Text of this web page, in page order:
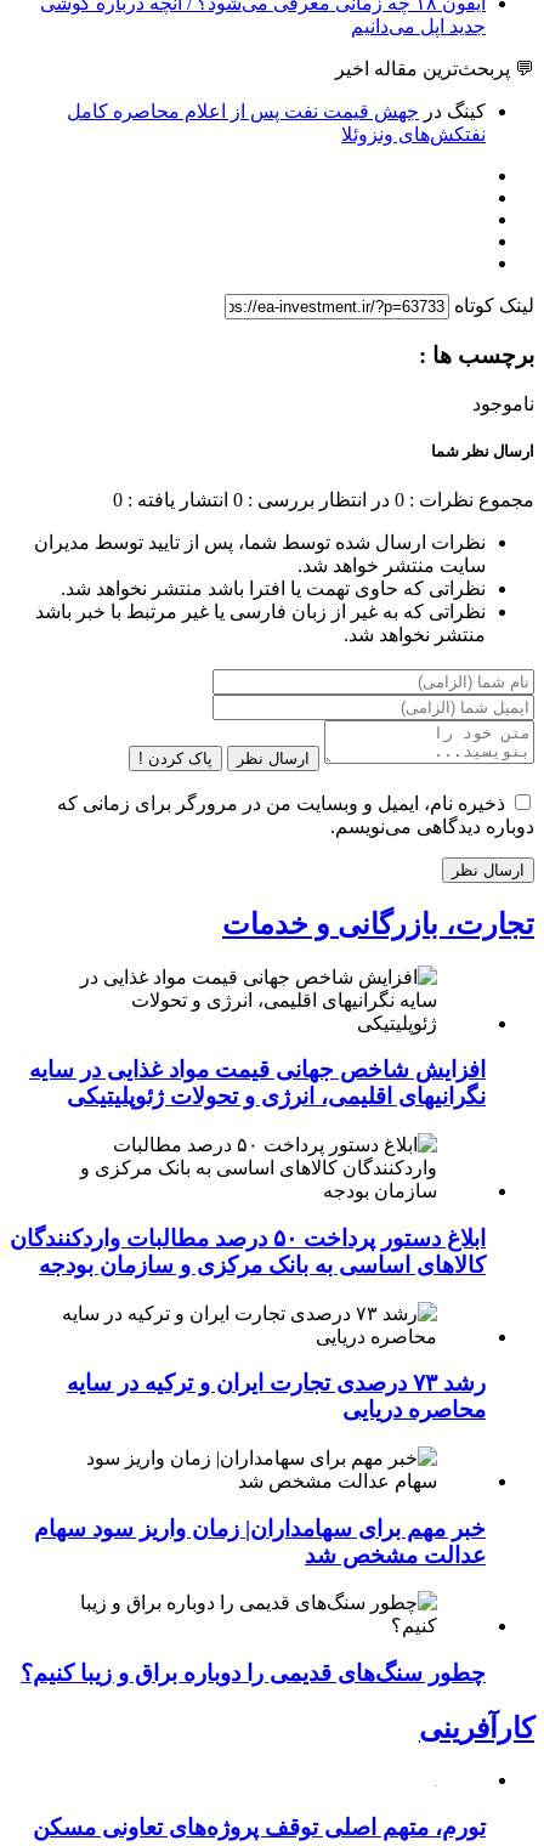
جدید اپل می‌دانیم
💬 پربحث‌ترین مقاله اخیر
کینگ در جهش قیمت نفت پس از اعلام محاصره کامل
نفتکش‌های ونزوئلا
لینک کوتاه
برچسب ها :
ناموجود
ارسال نظر شما
مجموع نظرات : 0 در انتظار بررسی : 0 انتشار یافته : 0
نظرات ارسال شده توسط شما، پس از تایید توسط مدیران
سایت منتشر خواهد شد.
نظراتی که حاوی تهمت یا افترا باشد منتشر نخواهد شد.
نظراتی که به غیر از زبان فارسی یا غیر مرتبط با خبر باشد
منتشر نخواهد شد.
ارسال نظر پاک کردن !
ذخیره نام، ایمیل و وبسایت من در مرورگر برای زمانی که
دوباره دیدگاهی می‌نویسم.
تجارت، بازرگانی و خدمات
افزایش شاخص جهانی قیمت مواد غذایی در سایه
نگرانیهای اقلیمی، انرژی و تحولات ژئوپلیتیکی
ابلاغ دستور پرداخت ۵۰ درصد مطالبات واردکنندگان
کالاهای اساسی به بانک مرکزی و سازمان بودجه
رشد ۷۳ درصدی تجارت ایران و ترکیه در سایه
محاصره دریایی
خبر مهم برای سهامداران| زمان واریز سود سهام
عدالت مشخص شد
چطور سنگ‌های قدیمی را دوباره براق و زیبا کنیم؟
کارآفرینی
تورم، متهم اصلی توقف پروژه‌های تعاونی مسکن